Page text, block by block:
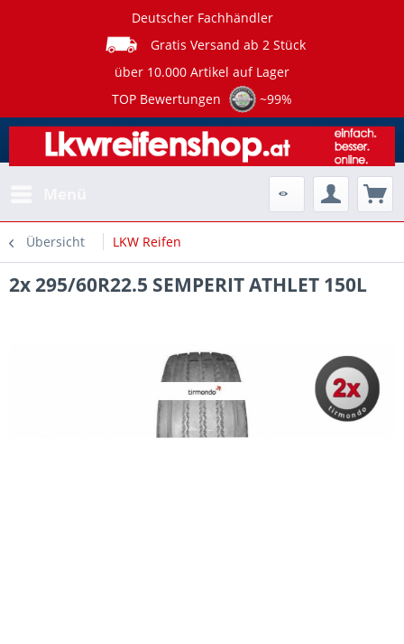
Deutscher Fachhändler
Gratis Versand ab 2 Stück
über 10.000 Artikel auf Lager
TOP Bewertungen
~99%
Übersicht LKW Reifen
2x 295/60R22.5 SEMPERIT ATHLET 150L